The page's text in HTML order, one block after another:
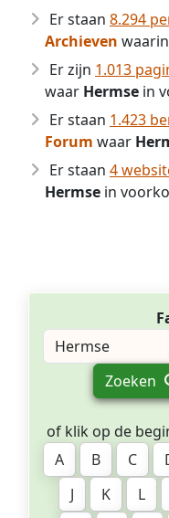
Er staan 8.294
Archieven
Er zijn 1.013
waar Hermse in
Er staan 1.423
Forum waar
Er staan 4
Hermse in
Zoeken
of klik op de
A
B C
J
K L